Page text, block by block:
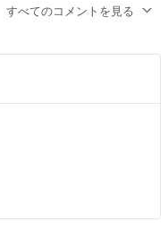
引きは可能でしょう
すべてのコメントを見る